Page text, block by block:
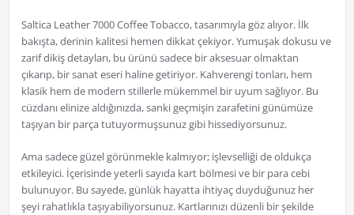
Saltica Leather 7000 Coffee Tobacco, tasarımıyla göz alıyor. İlk
bakışta, derinin kalitesi hemen dikkat çekiyor. Yumuşak dokusu ve
zarif dikiş detayları, bu ürünü sadece bir aksesuar olmaktan
çıkarıp, bir sanat eseri haline getiriyor. Kahverengi tonları, hem
klasik hem de modern stillerle mükemmel bir uyum sağlıyor. Bu
cüzdanı elinize aldığınızda, sanki geçmişin zarafetini günümüze
taşıyan bir parça tutuyormuşsunuz gibi hissediyorsunuz.
Ama sadece güzel görünmekle kalmıyor; işlevselliği de oldukça
etkileyici. İçerisinde yeterli sayıda kart bölmesi ve bir para cebi
bulunuyor. Bu sayede, günlük hayatta ihtiyaç duyduğunuz her
şeyi rahatlıkla taşıyabiliyorsunuz. Kartlarınızı düzenli bir şekilde